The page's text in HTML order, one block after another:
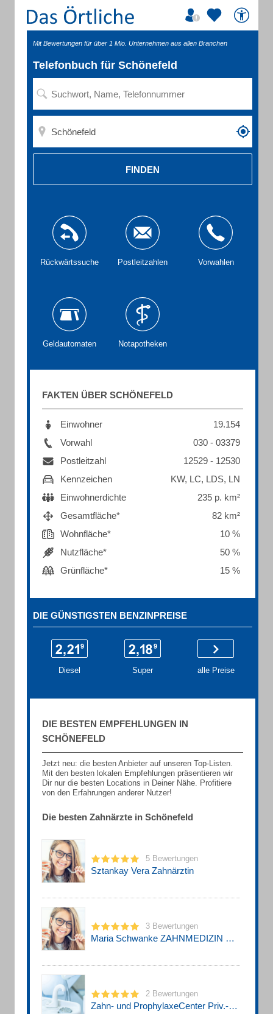
Mit Bewertungen für über 1 Mio. Unternehmen aus allen Branchen
Telefonbuch für Schönefeld
FINDEN
Rückwärtssuche Postleitzahlen Vorwahlen
Geldautomaten Notapotheken
FAKTEN ÜBER SCHÖNEFELD
Einwohner
19.154
Vorwahl
030 - 03379
Postleitzahl
12529 - 12530
Kennzeichen
KW, LC, LDS, LN
Einwohnerdichte
235 p. km²
Gesamtfläche*
82 km²
Wohnfläche*
10 %
Nutzfläche*
50 %
Grünfläche*
15 %
DIE GÜNSTIGSTEN BENZINPREISE
Diesel Super alle Preise
DIE BESTEN EMPFEHLUNGEN IN
SCHÖNEFELD
Jetzt neu: die besten Anbieter auf unseren Top-Listen.
Mit den besten lokalen Empfehlungen präsentieren wir
Dir nur die besten Locations in Deiner Nähe. Profitiere
von den Erfahrungen anderer Nutzer!
Die besten Zahnärzte in Schönefeld
5 Bewertungen
Sztankay Vera Zahnärztin
3 Bewertungen
Maria Schwanke ZAHNMEDIZIN SCHWANKE
2 Bewertungen
Zahn- und ProphylaxeCenter Priv.-Doz. Dr. Nicole Pischon Zahnarzt